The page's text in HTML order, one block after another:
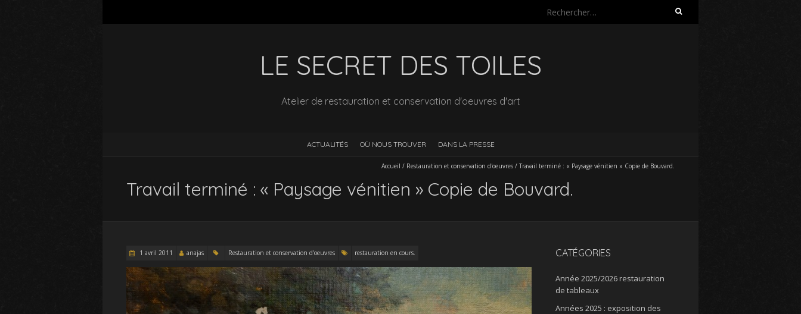
Rechercher :
LE SECRET DES TOILES
Atelier de restauration et conservation d'oeuvres d'art
ACTUALITÉS OÙ NOUS TROUVER DANS LA PRESSE
Accueil / Restauration et conservation d'oeuvres / Travail terminé : « Paysage vénitien » Copie de Bouvard.
Travail terminé : « Paysage vénitien » Copie de Bouvard.
1 avril 2011 anajas Restauration et conservation d'oeuvres restauration en cours. CATÉGORIES
Année 2025/2026 restauration
de tableaux
Années 2025 : exposition des